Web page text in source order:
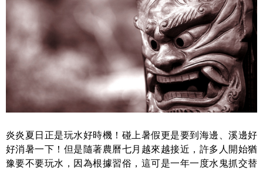
炎炎夏日正是玩水好時機！碰上暑假更是要到海邊、溪邊好
好消暑一下！但是隨著農曆七月越來越接近，許多人開始猶
豫要不要玩水，因為根據習俗，這可是一年一度水鬼抓交替